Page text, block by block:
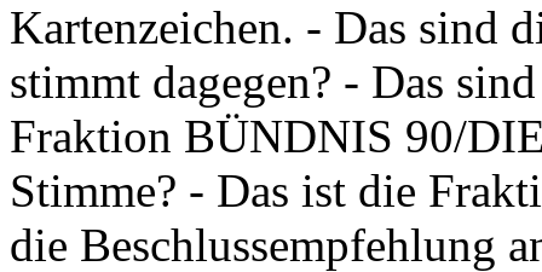
Kartenzeichen. - Das sind
stimmt dagegen? - Das
Fraktion BÜNDNIS 90/
Stimme? - Das ist die
die Beschlussempfehlung